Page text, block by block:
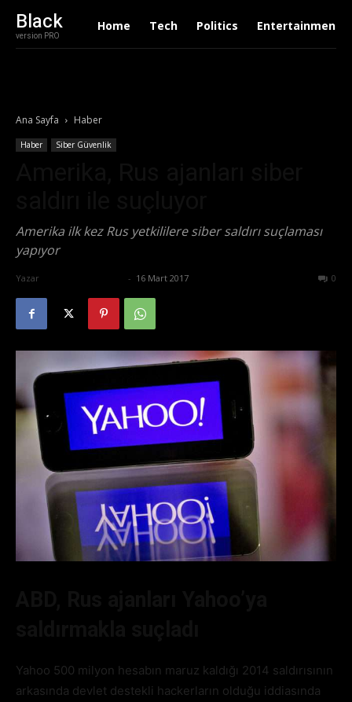
Black
version PRO
Home Tech Politics Entertainment
Ana Sayfa Haber
Haber Siber Güvenlik
Amerika ilk kez Rus yetkililere siber saldırı suçlaması
yapıyor
Yazar - 16 Mart 2017 0
Yahoo 500 milyon hesabın maruz kaldığı 2014 saldırısının
arkasında devlet destekli hackerların olduğu iddiasında